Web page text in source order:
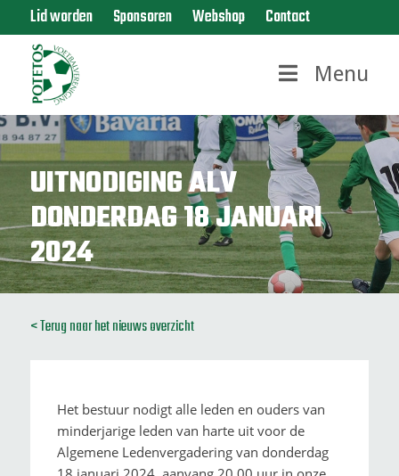
Lid worden Sponsoren Webshop Contact
Menu
UITNODIGING ALV
DONDERDAG 18 JANUARI
2024
< Terug naar het nieuws overzicht
Het bestuur nodigt alle leden en ouders van
minderjarige leden van harte uit voor de
Algemene Ledenvergadering van donderdag